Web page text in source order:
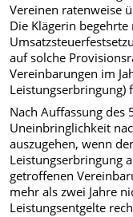
Vereinen ratenweise
Die Klägerin
auf solche
Vereinbarungen im
Leistungserbringung)
Nach Auffassung des
Uneinbringlichkeit
auszugehen, wenn
Leistungserbringung
getroffenen
mehr als zwei Jahre
Leistungsentgelte